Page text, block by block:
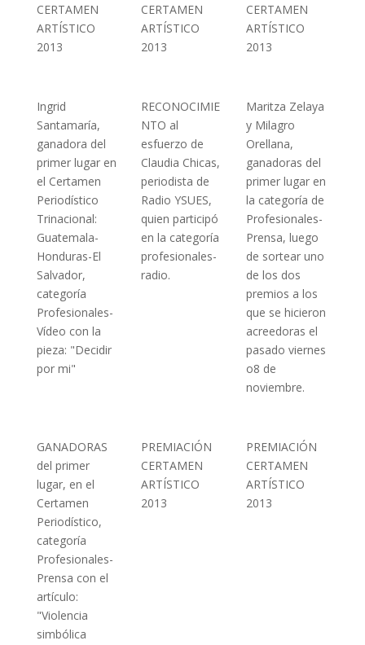
CERTAMEN
ARTÍSTICO
2013
CERTAMEN
ARTÍSTICO
2013
CERTAMEN
ARTÍSTICO
2013
Ingrid
Santamaría,
ganadora del
primer lugar en
el Certamen
Periodístico
Trinacional:
Guatemala-
Honduras-El
Salvador,
categoría
Profesionales-
Vídeo con la
pieza: "Decidir
por mi"
RECONOCIMIE
NTO al
esfuerzo de
Claudia Chicas,
periodista de
Radio YSUES,
quien participó
en la categoría
profesionales-
radio.
Maritza Zelaya
y Milagro
Orellana,
ganadoras del
primer lugar en
la categoría de
Profesionales-
Prensa, luego
de sortear uno
de los dos
premios a los
que se hicieron
acreedoras el
pasado viernes
o8 de
noviembre.
GANADORAS
del primer
lugar, en el
Certamen
Periodístico,
categoría
Profesionales-
Prensa con el
artículo:
"Violencia
simbólica
PREMIACIÓN
CERTAMEN
ARTÍSTICO
2013
PREMIACIÓN
CERTAMEN
ARTÍSTICO
2013